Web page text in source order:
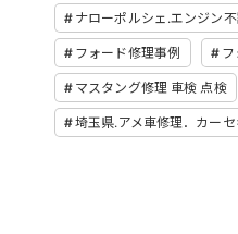
ナローポルシェ.エンジン
フォード修理事例
マスタング修理 車検 点検
埼玉県.アメ車修理．カー